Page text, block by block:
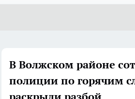
В Волжском районе
полиции по горячим